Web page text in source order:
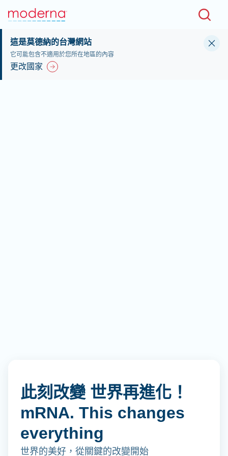
Skip to main content
這是莫德納的台灣網站
它可能包含不適用於您所在地區的內容
更改國家
此刻改變 世界再進化！
mRNA. This changes
everything
世界的美好，從關鍵的改變開始